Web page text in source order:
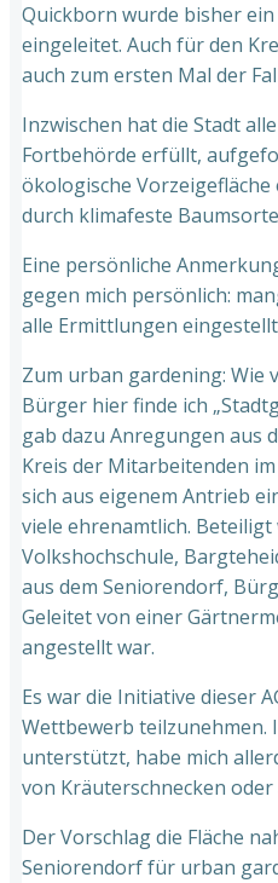
Quickborn wurde bisher
eingeleitet. Auch für den
auch zum ersten Mal der
Inzwischen hat die Stadt
Fortbehörde erfüllt,
ökologische Vorzeigefläche
durch klimafeste
Eine persönliche
gegen mich persönlich:
alle Ermittlungen
Zum urban gardening: Wie
Bürger hier finde ich
gab dazu Anregungen aus
Kreis der Mitarbeitenden
sich aus eigenem Antrieb
viele ehrenamtlich. Beteiligt
Volkshochschule,
aus dem Seniorendorf,
Geleitet von einer
angestellt war.
Es war die Initiative dieser
Wettbewerb teilzunehmen.
unterstützt, habe mich
von Kräuterschnecken
Der Vorschlag die Fläche
Seniorendorf für urban